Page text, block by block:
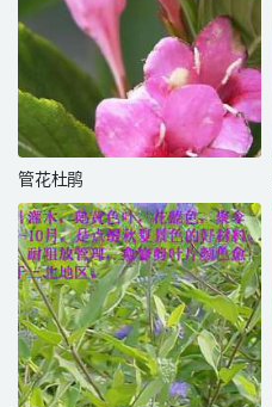
管花杜鹃